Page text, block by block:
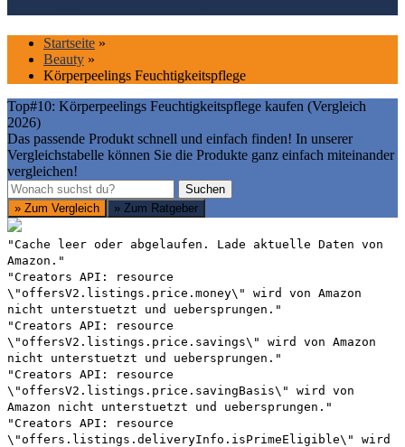
Startseite »
Beauty »
Körperpeelings Feuchtigkeitspflege
Top#10: Körperpeelings Feuchtigkeitspflege kaufen (Vergleich
2026)
Das passende Produkt schnell und einfach finden! In unserer
Vergleichstabelle können Sie die Produkte ganz einfach miteinander
vergleichen!
Suchen
Suchen
» Zum Vergleich
» Zum Ratgeber
"Cache leer oder abgelaufen. Lade aktuelle Daten von
Amazon."
"Creators API: resource
\"offersV2.listings.price.money\" wird von Amazon
nicht unterstuetzt und uebersprungen."
"Creators API: resource
\"offersV2.listings.price.savings\" wird von Amazon
nicht unterstuetzt und uebersprungen."
"Creators API: resource
\"offersV2.listings.price.savingBasis\" wird von
Amazon nicht unterstuetzt und uebersprungen."
"Creators API: resource
\"offers.listings.deliveryInfo.isPrimeEligible\" wird